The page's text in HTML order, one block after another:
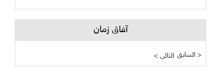
آفاق زمان
< التالي السابق >